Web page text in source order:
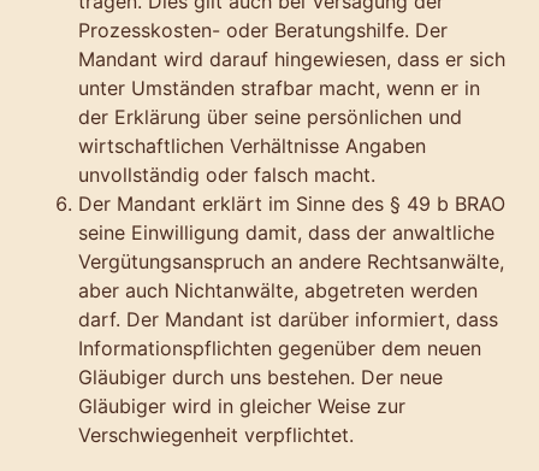
Prozesskosten- oder Beratungshilfe. Der
Mandant wird darauf hingewiesen, dass er sich
unter Umständen strafbar macht, wenn er in
der Erklärung über seine persönlichen und
wirtschaftlichen Verhältnisse Angaben
unvollständig oder falsch macht.
Der Mandant erklärt im Sinne des § 49 b BRAO
seine Einwilligung damit, dass der anwaltliche
Vergütungsanspruch an andere Rechtsanwälte,
aber auch Nichtanwälte, abgetreten werden
darf. Der Mandant ist darüber informiert, dass
Informationspflichten gegenüber dem neuen
Gläubiger durch uns bestehen. Der neue
Gläubiger wird in gleicher Weise zur
Verschwiegenheit verpflichtet.